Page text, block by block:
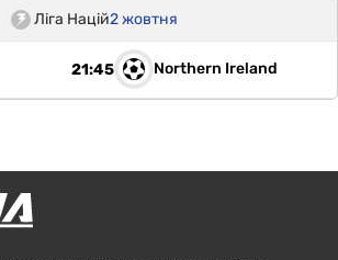
Ліга Націй2 жовтня
21:45 Northern Ireland